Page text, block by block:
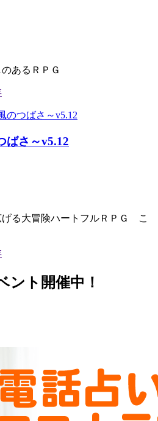
あるＲＰＧ
ばさ～v5.12
る大冒険ハートフルＲＰＧ こ
ント開催中！